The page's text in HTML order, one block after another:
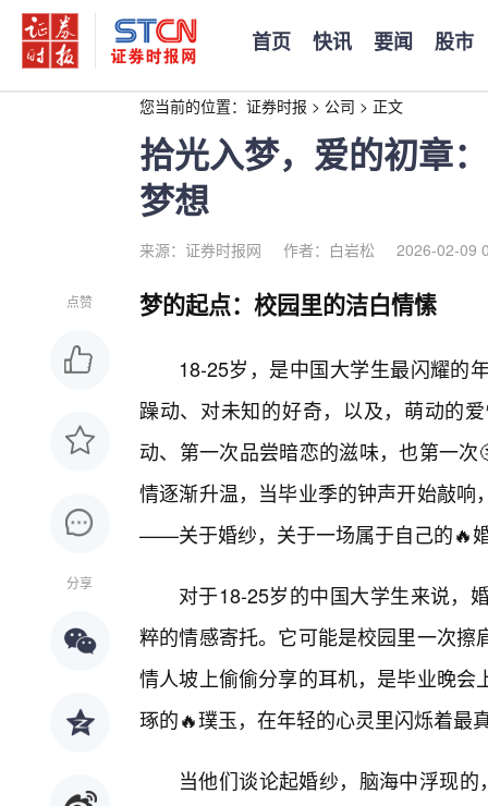
首页 快讯 要闻 股市
您当前的位置： 证券时报 > 公司 > 正文
拾光入梦，爱的初章
梦想
来源：证券时报网 作者：白岩松 2026-02-09
点赞
分享
梦的起点：校园里的洁白情愫
18-25岁，是中国大学生最闪耀的
躁动、对未知的好奇，以及，萌动的
动、第一次品尝暗恋的滋味，也第一
情逐渐升温，当毕业季的钟声开始敲
——关于婚纱，关于一场属于自己的🔥
对于18-25岁的中国大学生来说，
粹的情感寄托。它可能是校园里一次
情人坡上偷偷分享的耳机，是毕业晚
琢的🔥璞玉，在年轻的心灵里闪烁着最
当他们谈论起婚纱，脑海中浮现